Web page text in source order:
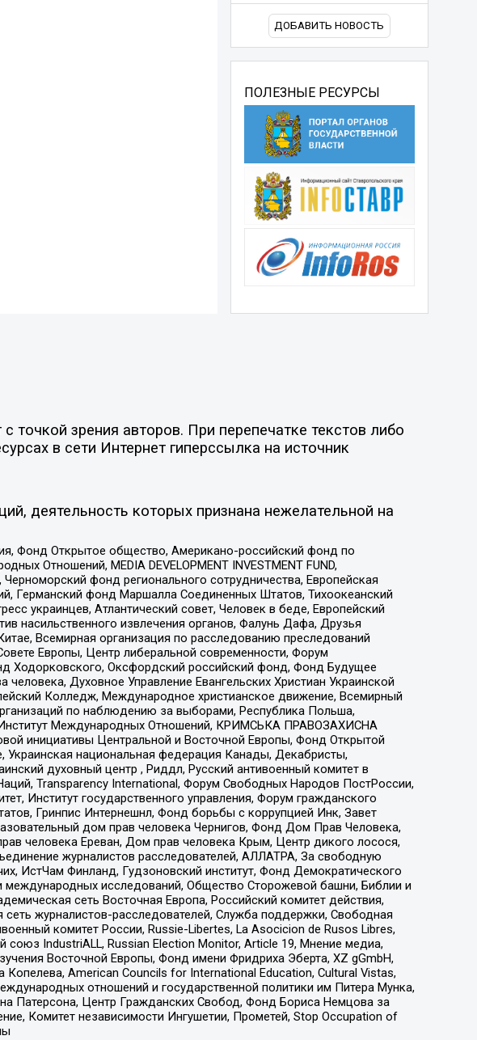
ДОБАВИТЬ НОВОСТЬ
ПОЛЕЗНЫЕ РЕСУРСЫ
зрения авторов. При перепечатке текстов либо
в сети Интернет гиперссылка на источник
деятельность которых признана нежелательной на
Фонд Открытое общество, Американо-российский фонд по
Отношений, MEDIA DEVELOPMENT INVESTMENT FUND,
фонд регионального сотрудничества, Европейская
Германский фонд Маршалла Соединенных Штатов, Тихоокеанский
украинцев, Атлантический совет, Человек в беде, Европейский
насильственного извлечения органов, Фалунь Дафа, Друзья
Всемирная организация по расследованию преследований
Европы, Центр либеральной современности, Форум
Ходорковского, Оксфордский российский фонд, Фонд Будущее
Духовное Управление Евангельских Христиан Украинской
Колледж, Международное христианское движение, Всемирный
по наблюдению за выборами, Республика Польша,
Международных Отношений, КРИМСЬКА ПРАВОЗАХИСНА
инициативы Центральной и Восточной Европы, Фонд Открытой
Украинская национальная федерация Канады, Декабристы,
духовный центр , Риддл, Русский антивоенный комитет в
Transparеncy International, Форум Свободных Народов ПостРоссии,
Институт государственного управления, Форум гражданского
Гринпис Интернешнл, Фонд борьбы с коррупцией Инк, Завет
дом прав человека Чернигов, Фонд Дом Прав Человека,
человека Ереван, Дом прав человека Крым, Центр дикого лосося,
журналистов расследователей, АЛЛАТРА, За свободную
ИстЧам Финланд, Гудзоновский институт, Фонд Демократического
международных исследований, Общество Сторожевой башни, Библии и
сеть Восточная Европа, Российский комитет действия,
журналистов-расследователей, Служба поддержки, Свободная
комитет России, Russie-Libertes, La Asocicion de Rusos Libres,
IndustriALL, Russian Election Monitor, Article 19, Мнение медиа,
Восточной Европы, Фонд имени Фридриха Эберта, XZ gGmbH,
American Councils for International Education, Cultural Vistas,
отношений и государственной политики им Питера Мунка,
Патерсона, Центр Гражданских Свобод, Фонд Бориса Немцова за
Комитет независимости Ингушетии, Прометей, Stop Occupation of